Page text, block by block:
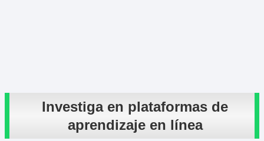
Investiga en plataformas de
aprendizaje en línea